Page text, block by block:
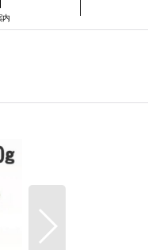
内